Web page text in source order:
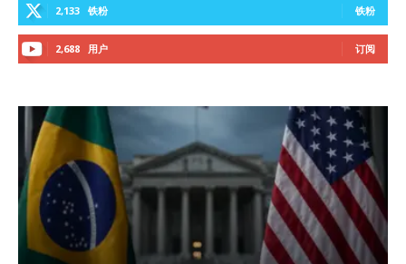
2,133 铁粉 铁粉
2,688 用户 订阅